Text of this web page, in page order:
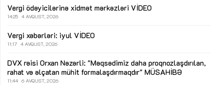
Vergi ödəyicilərinə xidmət mərkəzləri VİDEO
14:25 4 AVQUST, 2026
Vergi xəbərləri: iyul VİDEO
11:17 4 AVQUST, 2026
DVX rəisi Orxan Nəzərli: "Məqsədimiz daha proqnozlaşdırılan,
rahat və əlçatan mühit formalaşdırmaqdır" MÜSAHİBƏ
11:44 6 AVQUST, 2026